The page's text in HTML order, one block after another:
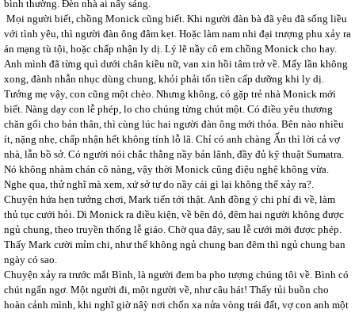
bình thường. Đèn nhà ai nấy sáng.
Mọi người biết, chồng Monick cũng biết. Khi người đàn bà đã yêu đã sống liều
với tình yêu, thì người đàn ông đâm kẹt. Hoặc làm nam nhi đại trượng phu xảy ra
án mạng tù tội, hoặc chấp nhận ly dị. Lý lẽ nầy cô em chồng Monick cho hay.
Anh mình đã từng quì dưới chân kiều nữ, van xin hồi tâm trở về. Mấy lần không
xong, đành nhẫn nhục dùng chung, khỏi phải tốn tiền cấp dưỡng khi ly dị.
Tưởng mẹ vậy, con cũng một chèo. Nhưng không, có gặp trẻ nhà Monick mới
biết. Nàng dạy con lễ phép, lo cho chúng từng chút một. Có điều yêu thương
chăn gối cho bản thân, thì cùng lúc hai người đàn ông mới thỏa. Bên nào nhiều
ít, nặng nhẹ, chấp nhận hết không tính lỗ lã. Chỉ có anh chàng Ấn thì lời cả vợ
nhà, lẫn bồ sở. Có người nói chắc thằng nầy bản lãnh, đầy đủ kỹ thuật Sumatra.
Nó không nhàm chán cô nàng, vậy thời Monick cũng điệu nghệ không vừa.
Nghe qua, thử nghĩ mà xem, xứ sở tự do nầy cái gì lại không thể xảy ra?.
Chuyện hứa hẹn tưởng chơi, Mark tiến tới thật. Anh đồng ý chi phí đi về, làm
thủ tục cưới hỏi. Dì Monick ra điều kiện, về bên đó, đêm hai người không được
ngủ chung, theo truyền thống lễ giáo. Chờ qua đây, sau lễ cưới mới được phép.
Thấy Mark cười mỉm chi, như thể không ngủ chung ban đêm thì ngủ chung ban
ngày có sao.
Chuyện xảy ra trước mắt Bình, là người đem ba pho tượng chúng tôi về. Bình có
chút ngẩn ngơ. Một người đi, một người về, như câu hát! Thấy tủi buồn cho
hoàn cảnh mình, khi nghĩ giờ nâỳ nơi chốn xa nửa vòng trái đất, vợ con anh một